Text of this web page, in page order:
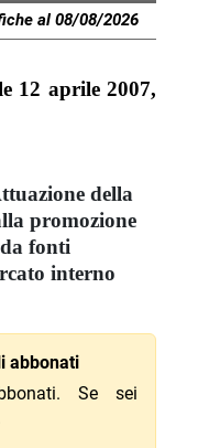
al 08/08/2026
12 aprile 2007,
della
promozione
fonti
interno
abbonati
Se sei